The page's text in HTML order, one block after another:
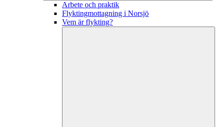
Arbete och praktik
Flyktingmottagning i Norsjö
Vem är flykting?